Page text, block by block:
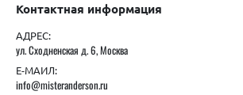
Контактная информация
АДРЕС:
ул. Сходненская д. 6, Москва
Е-МАИЛ:
info@misteranderson.ru